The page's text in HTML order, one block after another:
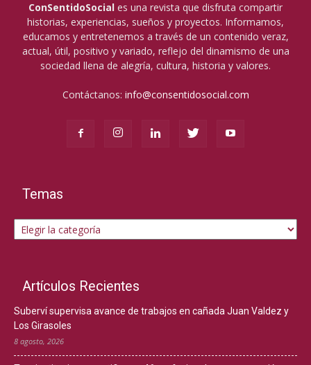
ConSentidoSocial es una revista que disfruta compartir
historias, experiencias, sueños y proyectos. Informamos,
educamos y entretenemos a través de un contenido veraz,
actual, útil, positivo y variado, reflejo del dinamismo de una
sociedad llena de alegría, cultura, historia y valores.
Contáctanos: info@consentidosocial.com
Temas
Temas
Artículos Recientes
Suberví supervisa avance de trabajos en cañada Juan Valdez y
Los Girasoles
8 agosto, 2026